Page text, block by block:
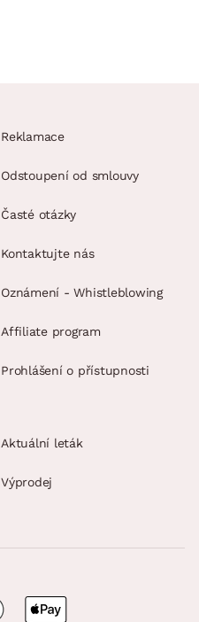
Reklamace
Odstoupení od smlouvy
Časté otázky
Kontaktujte nás
Oznámení - Whistleblowing
Affiliate program
Prohlášení o přístupnosti
Aktuální leták
Výprodej